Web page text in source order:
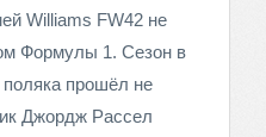
Williams FW42 не
Формулы 1. Сезон в
прошёл не
Джордж Рассел